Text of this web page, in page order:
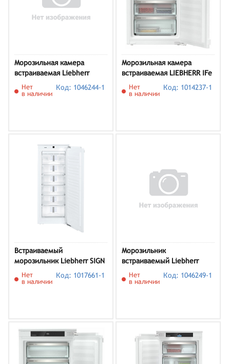
Морозильная камера
встраиваемая Liebherr
SIFNAd 5188-001
Нет
в наличии
Код: 1046244-1
Морозильная камера
встраиваемая LIEBHERR IFe
3904-20 001
Нет
в наличии
Код: 1014237-1
Встраиваемый
морозильник Liebherr SIGN
2756-21 001
Нет
в наличии
Код: 1017661-1
Морозильник
встраиваемый Liebherr
SIFNbsdi 5188
Нет
в наличии
Код: 1046249-1